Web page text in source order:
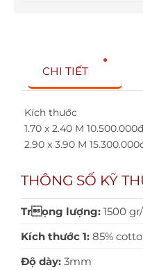
CHI TIẾT
Kích thước
1.70 x 2.40 M 10.500.000đ
2.90 x 3.90 M
THÔNG SỐ KỸ
Trọng lượng: 1500
Kích thước 1: 85%
Độ dày: 3mm